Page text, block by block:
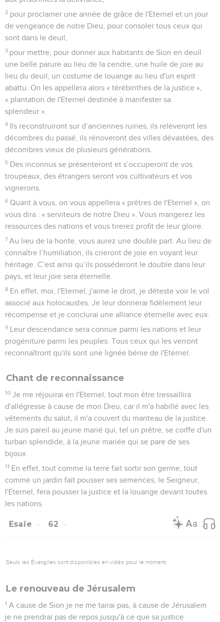
2 pour proclamer une année de grâce de l'Eternel et un jour
de vengeance de notre Dieu, pour consoler tous ceux qui
sont dans le deuil,
3 pour mettre, pour donner aux habitants de Sion en deuil
une belle parure au lieu de la cendre, une huile de joie au
lieu du deuil, un costume de louange au lieu d'un esprit
abattu. On les appellera alors « térébinthes de la justice »,
« plantation de l'Eternel destinée à manifester sa
splendeur ».
4 Ils reconstruiront sur d’anciennes ruines, ils relèveront les
décombres du passé, ils rénoveront des villes dévastées, des
décombres vieux de plusieurs générations.
5 Des inconnus se présenteront et s’occuperont de vos
troupeaux, des étrangers seront vos cultivateurs et vos
vignerons.
6 Quant à vous, on vous appellera « prêtres de l'Eternel », on
vous dira : « serviteurs de notre Dieu ». Vous mangerez les
ressources des nations et vous tirerez profit de leur gloire.
7 Au lieu de la honte, vous aurez une double part. Au lieu de
connaître l’humiliation, ils crieront de joie en voyant leur
héritage. C’est ainsi qu’ils posséderont le double dans leur
pays, et leur joie sera éternelle.
8 En effet, moi, l'Eternel, j'aime le droit, je déteste voir le vol
associé aux holocaustes. Je leur donnerai fidèlement leur
récompense et je conclurai une alliance éternelle avec eux.
9 Leur descendance sera connue parmi les nations et leur
progéniture parmi les peuples. Tous ceux qui les verront
reconnaîtront qu'ils sont une lignée bénie de l'Eternel.
Chant de reconnaissance
10 Je me réjouirai en l'Eternel, tout mon être tressaillira
d'allégresse à cause de mon Dieu, car il m'a habillé avec les
vêtements du salut, il m'a couvert du manteau de la justice.
Je suis pareil au jeune marié qui, tel un prêtre, se coiffe d'un
turban splendide, à la jeune mariée qui se pare de ses
bijoux.
11 En effet, tout comme la terre fait sortir son germe, tout
comme un jardin fait pousser ses semences, le Seigneur,
l'Eternel, fera pousser la justice et la louange devant toutes
les nations.
Esaïe 62
Seuls les Évangiles sont disponibles en vidéo pour le moment.
Le renouveau de Jérusalem
1 A cause de Sion je ne me tairai pas, à cause de Jérusalem
je ne prendrai pas de repos jusqu'à ce que sa justice